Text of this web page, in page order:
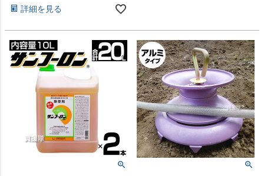
詳細を見る